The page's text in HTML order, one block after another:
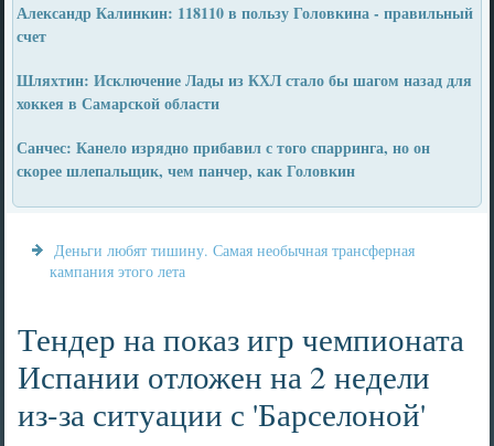
Александр Калинкин: 118110 в пользу Головкина - правильный
счет
Шляхтин: Исключение Лады из КХЛ стало бы шагом назад для
хоккея в Самарской области
Санчес: Канело изрядно прибавил с того спарринга, но он
скорее шлепальщик, чем панчер, как Головкин
Деньги любят тишину. Самая необычная трансферная
кампания этого лета
Тендер на показ игр чемпионата
Испании отложен на 2 недели
из-за ситуации с 'Барселоной'